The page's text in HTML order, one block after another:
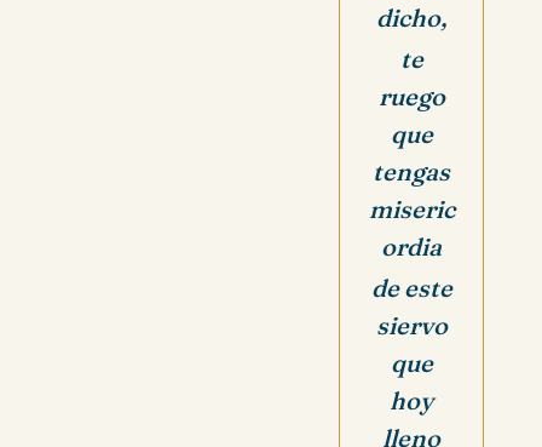
dicho,
te
ruego
que
tengas
miseric
ordia
de este
siervo
que
hoy
lleno